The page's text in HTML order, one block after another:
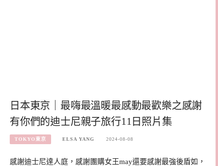
日本東京｜最嗨最溫暖最感動最歡樂之感謝
有你們的迪士尼親子旅行11日照片集
TOKYO東京 ELSA YANG 2024-08-08
感謝迪士尼達人庭，感謝團購女王may還要感謝最強後盾如，